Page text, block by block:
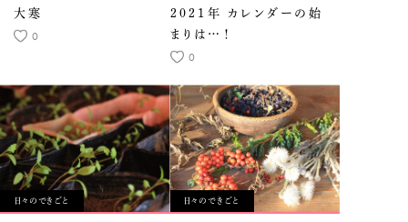
大寒
0
2021年 カレンダーの始
まりは…！
0
日々のできごと 日々のできごと